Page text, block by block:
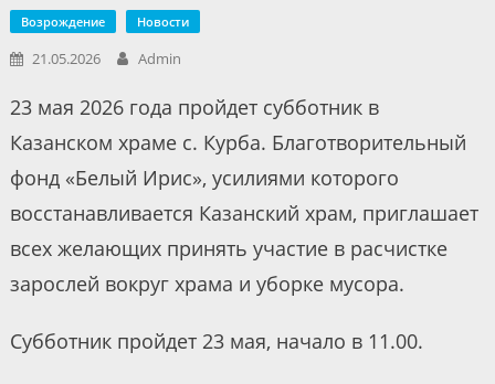
Возрождение Новости
21.05.2026 Admin
23 мая 2026 года пройдет субботник в
Казанском храме с. Курба. Благотворительный
фонд «Белый Ирис», усилиями которого
восстанавливается Казанский храм, приглашает
всех желающих принять участие в расчистке
зарослей вокруг храма и уборке мусора.
Субботник пройдет 23 мая, начало в 11.00.